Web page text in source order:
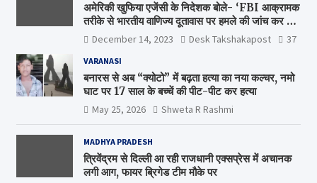
अमेरिकी खुफिया एजेंसी के निदेशक बोले- ‘FBI आक्रामक
तरीके से भारतीय वाणिज्य दूतावास पर हमले की जांच कर रही
है’ December 14, 2023 Desk Takshakapost 37
VARANASI
बनारस से अब “क्योटो” में बढ़ता हत्या का नया कल्चर, नमो
घाट पर 17 साल के बच्चें की पीट-पीट कर हत्या
May 25, 2026 Shweta R Rashmi
MADHYA PRADESH
त्रिवेंद्रम से दिल्ली आ रही राजधानी एक्सप्रेस में अचानक
लगी आग, फायर ब्रिगेड टीम मौके पर